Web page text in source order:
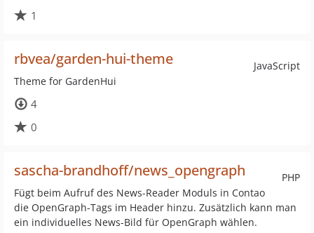
1
JavaScript
rbvea/garden-hui-theme
Theme for GardenHui
4
0
PHP
sascha-brandhoff/news_opengraph
Fügt beim Aufruf des News-Reader Moduls in Contao
die OpenGraph-Tags im Header hinzu. Zusätzlich kann man
ein individuelles News-Bild für OpenGraph wählen.